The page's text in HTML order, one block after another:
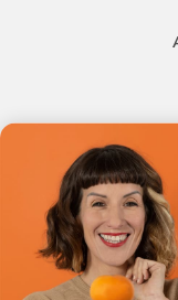
Añade una
Copyright © 2016-